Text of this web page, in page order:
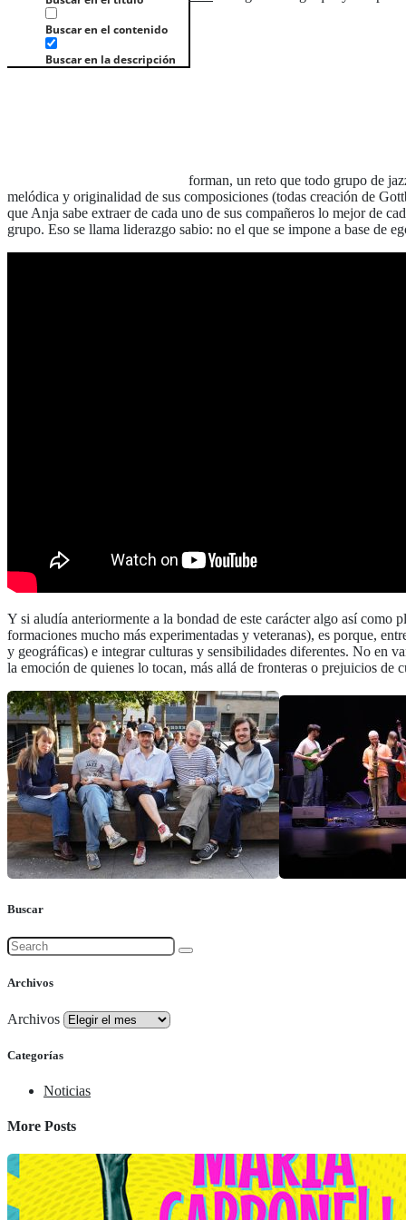
Buscar en el contenido
Buscar en la descripción
forman, un reto que todo grupo de
melódica y originalidad de sus composiciones (todas creación de
que Anja sabe extraer de cada uno de sus compañeros lo mejor de
grupo. Eso se llama liderazgo sabio: no el que se impone a base de
Y si aludía anteriormente a la bondad de este carácter algo así como
formaciones mucho más experimentadas y veteranas), es porque,
y geográficas) e integrar culturas y sensibilidades diferentes. No en
la emoción de quienes lo tocan, más allá de fronteras o prejuicios
Buscar
Archivos
Archivos
Categorías
Noticias
More Posts